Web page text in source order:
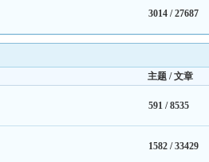
3014 /27687
主题 / 文章
591 /8535
1582 /33429